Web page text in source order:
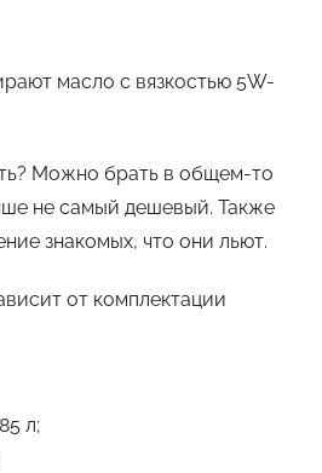
масло с вязкостью 5W-
Можно брать в общем-то
не самый дешевый. Также
знакомых, что они льют.
от комплектации
л;